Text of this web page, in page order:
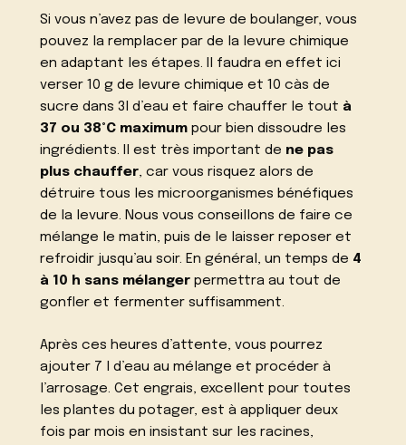
Si vous n’avez pas de levure de boulanger, vous
pouvez la remplacer par de la levure chimique
en adaptant les étapes. Il faudra en effet ici
verser 10 g de levure chimique et 10 càs de
sucre dans 3l d’eau et faire chauffer le tout à
37 ou 38°C maximum pour bien dissoudre les
ingrédients. Il est très important de ne pas
plus chauffer, car vous risquez alors de
détruire tous les microorganismes bénéfiques
de la levure. Nous vous conseillons de faire ce
mélange le matin, puis de le laisser reposer et
refroidir jusqu’au soir. En général, un temps de 4
à 10 h sans mélanger permettra au tout de
gonfler et fermenter suffisamment.
Après ces heures d’attente, vous pourrez
ajouter 7 l d’eau au mélange et procéder à
l’arrosage. Cet engrais, excellent pour toutes
les plantes du potager, est à appliquer deux
fois par mois en insistant sur les racines,